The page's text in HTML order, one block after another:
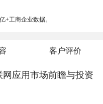
+工商企业数据。
客户评价
网应用市场前瞻与投资